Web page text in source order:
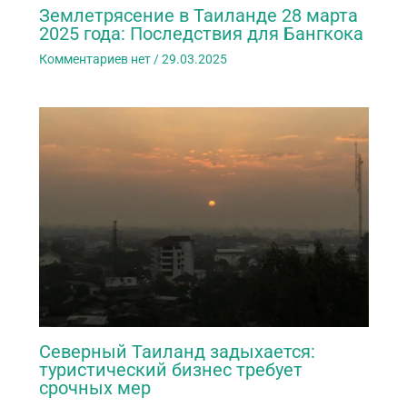
Землетрясение в Таиланде 28 марта
2025 года: Последствия для Бангкока
Комментариев нет /29.03.2025
Северный Таиланд задыхается:
туристический бизнес требует
срочных мер